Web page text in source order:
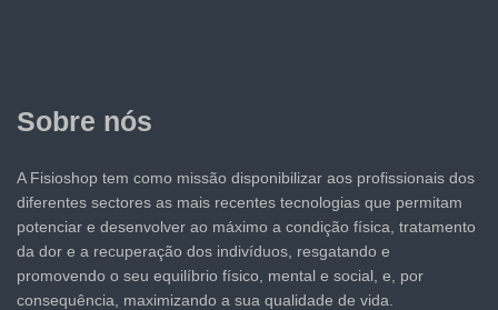
Sobre nós
A Fisioshop tem como missão disponibilizar aos profissionais dos
diferentes sectores as mais recentes tecnologias que permitam
potenciar e desenvolver ao máximo a condição física, tratamento
da dor e a recuperação dos indivíduos, resgatando e
promovendo o seu equilíbrio físico, mental e social, e, por
consequência, maximizando a sua qualidade de vida.